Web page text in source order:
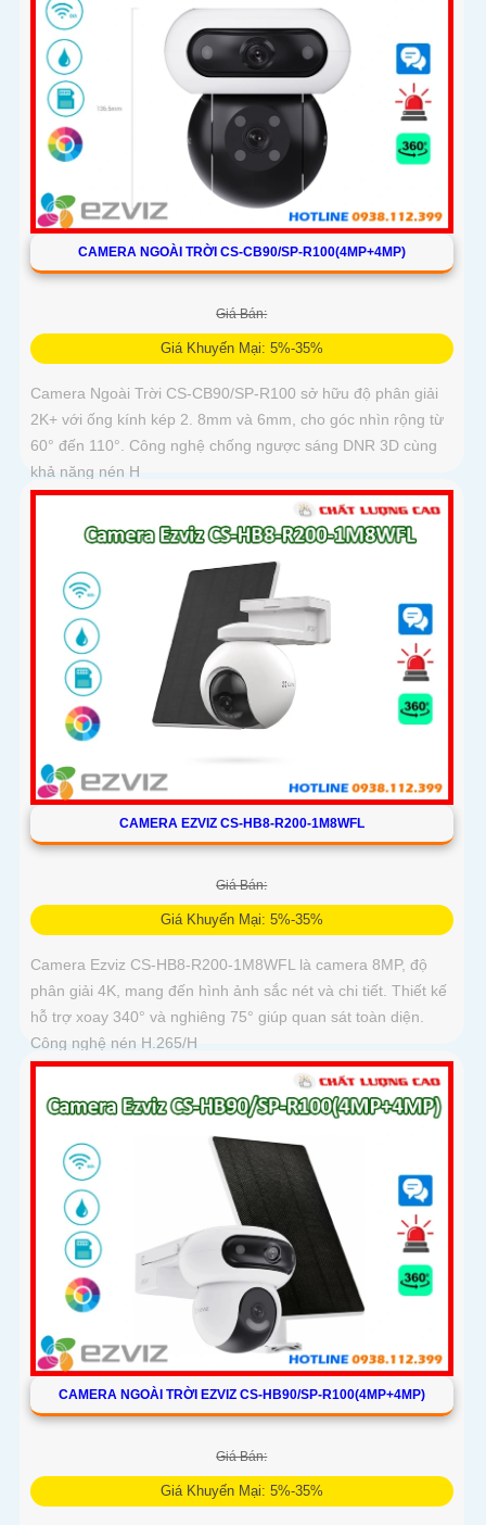
CAMERA NGOÀI TRỜI CS-CB90/SP-R100(4MP+4MP)
Giá Bán:
Giá Khuyến Mại: 5%-35%
Camera Ngoài Trời CS-CB90/SP-R100 sở hữu độ phân giải
2K+ với ống kính kép 2. 8mm và 6mm, cho góc nhìn rộng từ
60° đến 110°. Công nghệ chống ngược sáng DNR 3D cùng
khả năng nén H
CAMERA EZVIZ CS-HB8-R200-1M8WFL
Giá Bán:
Giá Khuyến Mại: 5%-35%
Camera Ezviz CS-HB8-R200-1M8WFL là camera 8MP, độ
phân giải 4K, mang đến hình ảnh sắc nét và chi tiết. Thiết kế
hỗ trợ xoay 340° và nghiêng 75° giúp quan sát toàn diện.
Công nghệ nén H.265/H
CAMERA NGOÀI TRỜI EZVIZ CS-HB90/SP-R100(4MP+4MP)
Giá Bán:
Giá Khuyến Mại: 5%-35%